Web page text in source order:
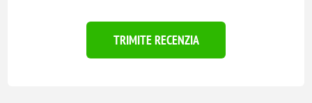
TRIMITE RECENZIA